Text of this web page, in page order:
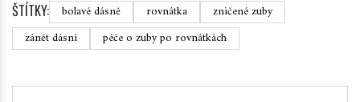
ŠTÍTKY: bolavé dásně rovnátka
zničené zuby
zánět dásní
péče o zuby po rovnátkách